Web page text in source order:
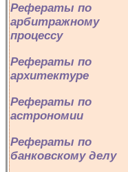
Рефераты по
арбитражному
процессу
Рефераты по
архитектуре
Рефераты по
астрономии
Рефераты по
банковскому делу